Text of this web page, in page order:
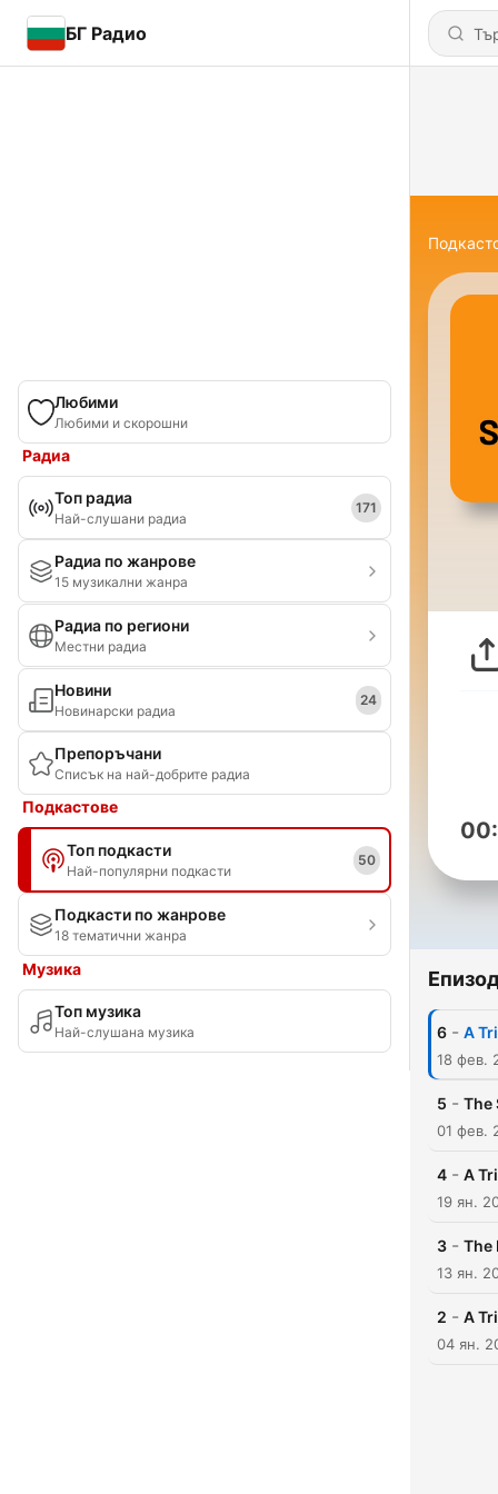
БГ Радио
Любими
Любими и скорошни
Радиа
Топ радиа
Най-слушани радиа
171
Радиа по жанрове
15 музикални жанра
Радиа по региони
Местни радиа
Новини
Новинарски радиа
24
Препоръчани
Списък на най-добрите радиа
Подкастове
Топ подкасти
Най-популярни подкасти
50
Подкасти по жанрове
18 тематични жанра
Музика
Топ музика
Най-слушана музика 6 - A
18 фев.
5 - The
01 фев.
4 - A
19 ян.
3 - The
13 ян.
2 - A
04 ян.